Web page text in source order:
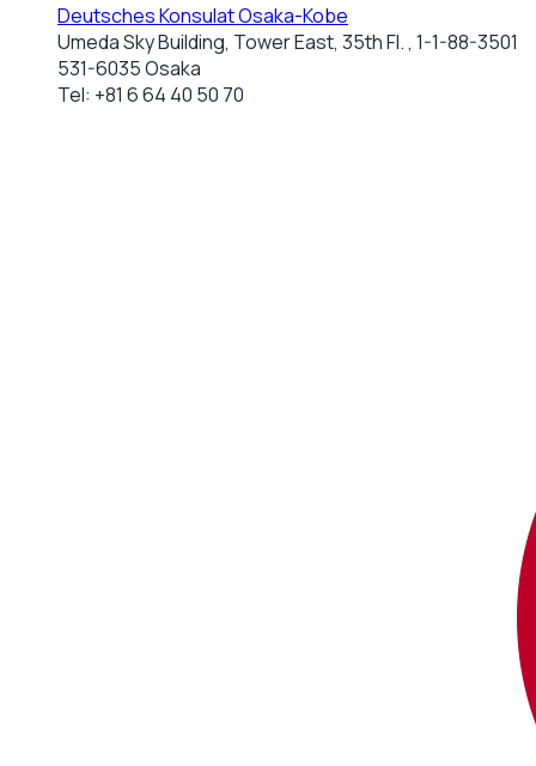
Deutsches Konsulat Osaka-Kobe
Umeda Sky Building, Tower East, 35th Fl. , 1-1-88-3501
531-6035 Osaka
Tel: +81 6 64 40 50 70